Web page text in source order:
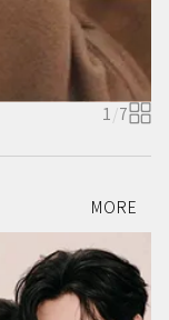
1/7
MORE